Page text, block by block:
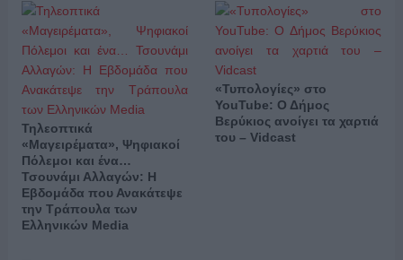
Τηλεοπτικά
«Μαγειρέματα», Ψηφιακοί
Πόλεμοι και ένα…
Τσουνάμι Αλλαγών: Η
Εβδομάδα που Ανακάτεψε
την Τράπουλα των
Ελληνικών Media
«Τυπολογίες» στο
YouTube: Ο Δήμος
Βερύκιος ανοίγει τα χαρτιά
του – Vidcast